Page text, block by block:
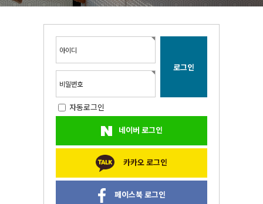
아이디
비밀번호
자동로그인
네이버 로그인
카카오 로그인
페이스북 로그인
인사말
국비지원 무료교육
BIM 건축설계 및 실내건축설계(캐드(CAD),맥스(MAX),레빗(REVIT))실무자 양성과정
React, Veu 프레임워크 기반 프론트엔드 개발 양성 지원
반응형/웹퍼블리셔/프론트엔드 웹개발자(웹디자인)